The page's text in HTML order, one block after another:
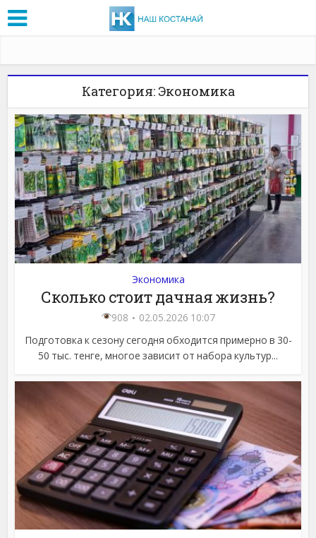
Категория: Экономика
Экономика
Сколько стоит дачная жизнь?
908
02.05.2026 10:07
Подготовка к сезону сегодня обходится примерно в 30-
50 тыс. тенге, многое зависит от набора культур...